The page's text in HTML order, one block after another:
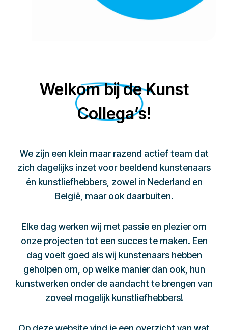
Welkom bij de Kunst
Collega’s!
We zijn een klein maar razend actief team dat
zich dagelijks inzet voor beeldend kunstenaars
én kunstliefhebbers, zowel in Nederland en
België, maar ook daarbuiten.
Elke dag werken wij met passie en plezier om
onze projecten tot een succes te maken. Een
dag voelt goed als wij kunstenaars hebben
geholpen om, op welke manier dan ook, hun
kunstwerken onder de aandacht te brengen van
zoveel mogelijk kunstliefhebbers!